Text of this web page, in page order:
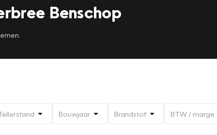
Benschop
Bouwjaar Brandstof BTW / marge